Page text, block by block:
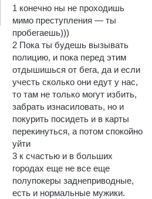
1 конечно ны не проходишь
мимо преступления — ты
пробегаешь)))
2 Пока ты будешь вызывать
полицию, и пока перед этим
отдышишься от бега, да и если
учесть сколько они едут у нас,
то там не только могут избить,
забрать изнасиловать, но и
покурить посидеть и в карты
перекинуться, а потом спокойно
уйти
3 к счастью и в больших
городах еще не все еще
полупокеры заднеприводные,
есть и нормальные мужики.